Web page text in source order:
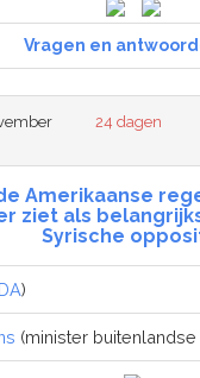
Vragen en
24 dagen
Amerikaanse
ziet als
Syrische
)
(minister buitenlandse